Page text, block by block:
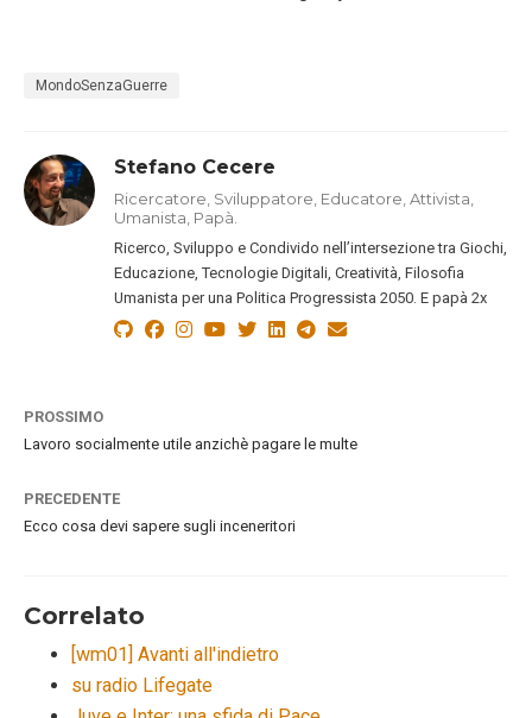
MondoSenzaGuerre
Stefano Cecere
Ricercatore, Sviluppatore, Educatore, Attivista,
Umanista, Papà.
Ricerco, Sviluppo e Condivido nell’intersezione tra Giochi,
Educazione, Tecnologie Digitali, Creatività, Filosofia
Umanista per una Politica Progressista 2050. E papà 2x
PROSSIMO
Lavoro socialmente utile anzichè pagare le multe
PRECEDENTE
Ecco cosa devi sapere sugli inceneritori
Correlato
[wm01] Avanti all'indietro
su radio Lifegate